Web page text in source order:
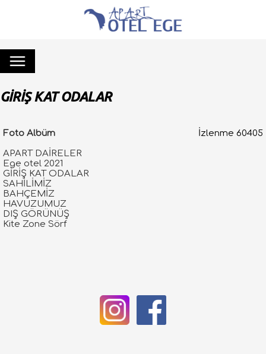
GİRİŞ KAT ODALAR
Foto Albüm
İzlenme 60405
APART DAİRELER
Ege otel 2021
GİRİŞ KAT ODALAR
SAHİLİMİZ
BAHÇEMİZ
HAVUZUMUZ
DIŞ GÖRÜNÜŞ
Kite Zone Sörf